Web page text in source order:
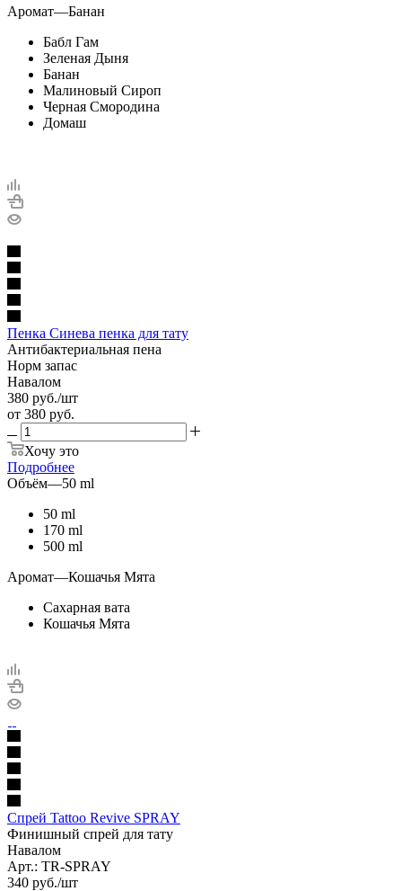
Аромат—Банан
Бабл Гам
Зеленая Дыня
Банан
Малиновый Сироп
Черная Смородина
Домаш
Пенка Синева пенка для тату
Антибактериальная пена
Норм запас
Навалом
380 руб./шт
от 380 руб.
Хочу это
Подробнее
Объём—50 ml
50 ml
170 ml
500 ml
Аромат—Кошачья Мята
Сахарная вата
Кошачья Мята
Спрей Tattoo Revive SPRAY
Финишный спрей для тату
Навалом
Арт.: TR-SPRAY
340 руб./шт